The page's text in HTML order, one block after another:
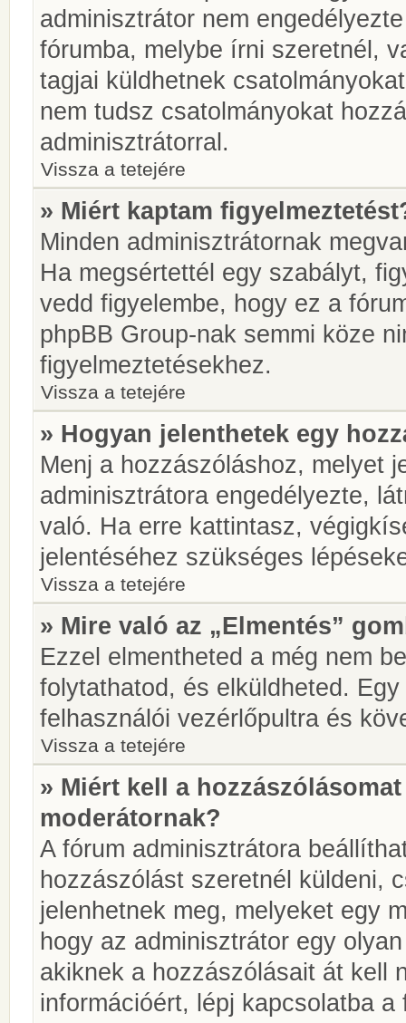
adminisztrátor nem
fórumba, melybe írni szeretnél,
tagjai küldhetnek
nem tudsz csatolmányokat
adminisztrátorral.
Vissza a tetejére
» Miért kaptam
Minden adminisztrátornak
Ha megsértettél egy szabályt,
vedd figyelembe, hogy ez a
phpBB Group-nak semmi köze
figyelmeztetésekhez.
Vissza a tetejére
» Hogyan jelenthetek egy
Menj a hozzászóláshoz, melyet
adminisztrátora engedélyezte,
való. Ha erre kattintasz,
jelentéséhez szükséges
Vissza a tetejére
» Mire való az „Elmentés”
Ezzel elmentheted a még nem
folytathatod, és elküldheted.
felhasználói vezérlőpultra és
Vissza a tetejére
» Miért kell a
moderátornak?
A fórum adminisztrátora
hozzászólást szeretnél küldeni,
jelenhetnek meg, melyeket egy
hogy az adminisztrátor egy
akiknek a hozzászólásait át kell
információért, lépj kapcsolatba